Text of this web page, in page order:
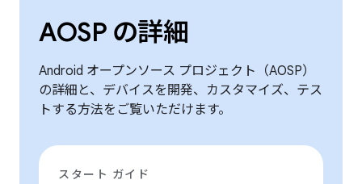
AOSP の詳細
Android オープンソース プロジェクト（AOSP）
の詳細と、デバイスを開発、カスタマイズ、テス
トする方法をご覧いただけます。
スタート ガイド